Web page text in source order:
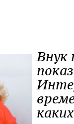
Внук